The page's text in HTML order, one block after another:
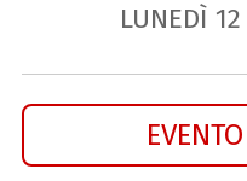
LUNEDÌ 12